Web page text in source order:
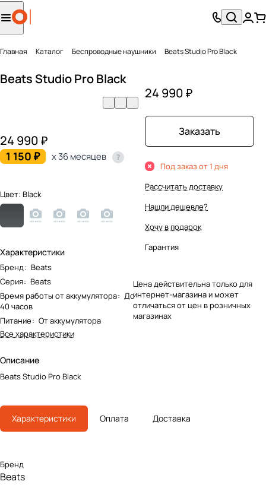
Главная Каталог Беcпроводные наушники Beats Studio Pro Black
Beats Studio Pro Black
24 990 ₽
1 150 ₽ x 36 месяцев
Цвет: Black
Характеристики
Бренд: Beats
Серия: Beats
Время работы от аккумулятора: До
40 часов
Питание: От аккумулятора
Все характеристики
Описание
Beats Studio Pro Black
24 990 ₽
Заказать
Под заказ от 1 дня
Рассчитать доставку
Нашли дешевле?
Хочу в подарок
Гарантия
Цена действительна только для
интернет-магазина и может
отличаться от цен в розничных
магазинах
Характеристики Оплата Доставка
Бренд
Beats